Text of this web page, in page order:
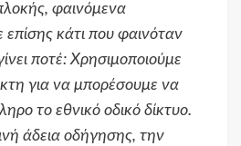
φαινόμενα
κάτι που φαινόταν
ποτέ: Χρησιμοποιούμε
για να μπορέσουμε να
το εθνικό οδικό δίκτυο.
άδεια οδήγησης, την